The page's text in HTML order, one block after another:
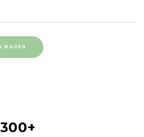
300+